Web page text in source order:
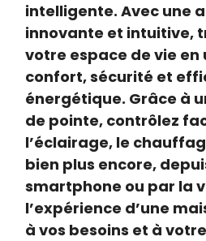
intelligente. Avec une
innovante et intuitive,
votre espace de vie en
confort, sécurité et
énergétique. Grâce à
de pointe, contrôlez
l’éclairage, le
bien plus encore,
smartphone ou par la
l’expérience d’une
à vos besoins et à